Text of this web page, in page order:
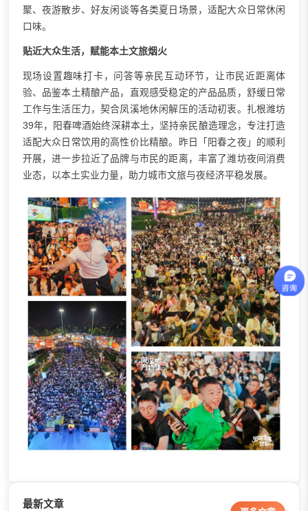
聚、夜游散步、好友闲谈等各类夏日场景，适配大众日常休闲
口味。
贴近大众生活，赋能本土文旅烟火
现场设置趣味打卡，问答等亲民互动环节，让市民近距离体
验、品鉴本土精酿产品，直观感受稳定的产品品质，舒缓日常
工作与生活压力，契合凤溪地休闲解压的活动初衷。扎根潍坊
39年，阳春啤酒始终深耕本土，坚持亲民酿造理念，专注打造
适配大众日常饮用的高性价比精酿。昨日「阳春之夜」的顺利
开展，进一步拉近了品牌与市民的距离，丰富了潍坊夜间消费
业态，以本土实业力量，助力城市文旅与夜经济平稳发展。
最新文章